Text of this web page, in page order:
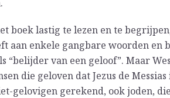
boek lastig te lezen en te
aan enkele gangbare woorden en
“belijder van een geloof”. Maar
die geloven dat Jezus de
gelovigen gerekend, ook joden,